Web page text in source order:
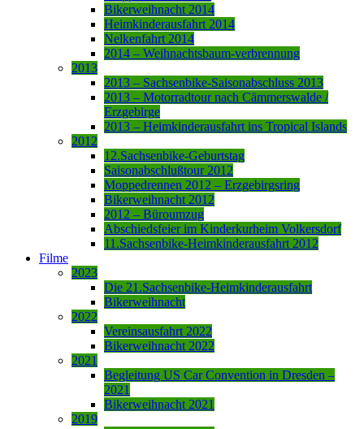
Bikerweihnacht 2014
Heimkinderausfahrt 2014
Nelkenfahrt 2014
2014 – Weihnachtsbaum-verbrennung
2013
2013 – Sachsenbike-Saisonabschluss 2013
2013 – Motorradtour nach Cämmerswalde /
Erzgebirge
2013 – Heimkinderausfahrt ins Tropical Islands
2012
12.Sachsenbike-Geburtstag
Saisonabschlußtour 2012
Moppedrennen 2012 – Erzgebirgsring
Bikerweihnacht 2012
2012 – Büroumzug
Abschiedsfeier im Kinderkurheim Volkersdorf
11.Sachsenbike-Heimkinderausfahrt 2012
Filme
2023
Die 21.Sachsenbike-Heimkinderausfahrt
Bikerweihnacht
2022
Vereinsausfahrt 2022
Bikerweihnacht 2022
2021
Begleitung US Car Convention in Dresden –
2021
Bikerweihnacht 2021
2019